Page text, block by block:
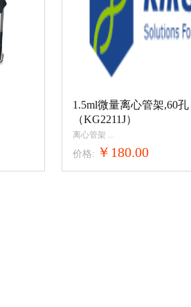
1.5ml微量离心管架,60孔
（KG2211J）
离心管架 ...
价格: ￥180.00